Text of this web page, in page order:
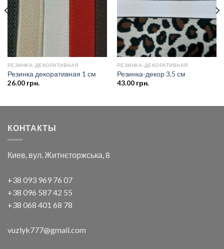
РЕЗИНКА-ДЕКОРАТИВНАЯ
Резинка декоративная 1 см
26.00грн.
РЕЗИНКА-ДЕКОРАТИВНАЯ
Резинка-декор 3,5 см
43.00грн.
КОНТАКТЫ
Киев, вул. Житнєторжська, 8
+38 093 969 76 07
+38 096 587 42 55
+38 068 401 68 78
vuzlyk777@gmail.com